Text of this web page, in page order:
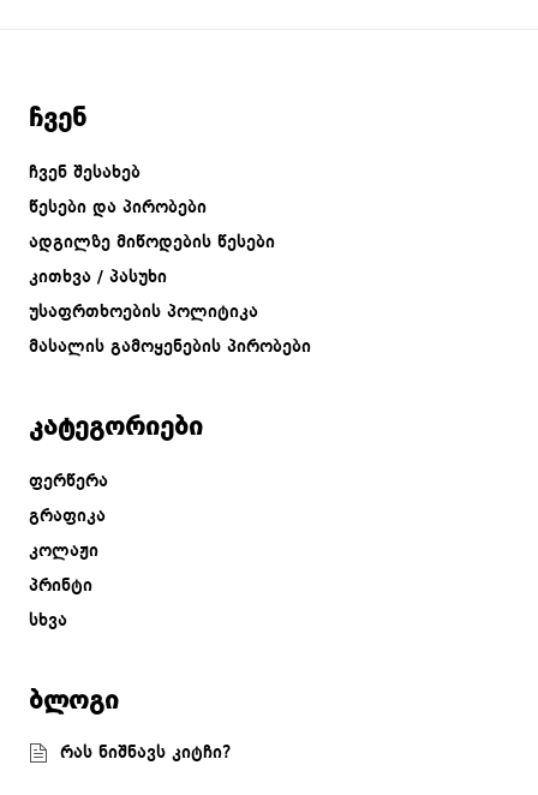
ჩვენ
ჩვენ შესახებ
წესები და პირობები
ადგილზე მიწოდების წესები
კითხვა / პასუხი
უსაფრთხოების პოლიტიკა
მასალის გამოყენების პირობები
კატეგორიები
ფერწერა
გრაფიკა
კოლაჟი
პრინტი
სხვა
ბლოგი
რას ნიშნავს კიტჩი?